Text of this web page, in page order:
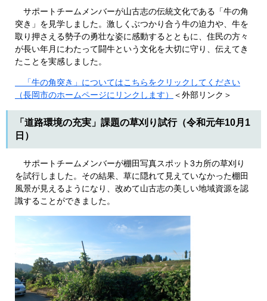
サポートチームメンバーが山古志の伝統文化である「牛の角
突き」を見学しました。激しくぶつかり合う牛の迫力や、牛を
取り押さえる勢子の勇壮な姿に感動するとともに、住民の方々
が長い年月にわたって闘牛という文化を大切に守り、伝えてき
たことを実感しました。
「牛の角突き」についてはこちらをクリックしてください
（長岡市のホームページにリンクします）
＜外部リンク＞
「道路環境の充実」課題の草刈り試行（令和元年10月1
日）
サポートチームメンバーが棚田写真スポット3カ所の草刈り
を試行しました。その結果、草に隠れて見えていなかった棚田
風景が見えるようになり、改めて山古志の美しい地域資源を認
識することができました。